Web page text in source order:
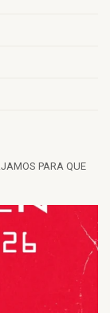
PARA QUE